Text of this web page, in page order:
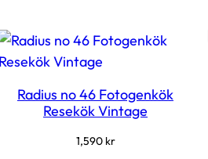
Radius no 46 Fotogenkök
Resekök Vintage
1,590 kr